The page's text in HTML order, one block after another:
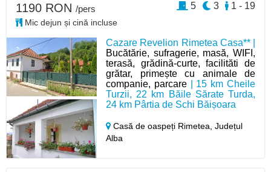
Cazare Revelion Rimetea Casa** |
Bucătărie, sufragerie, masă, WIFI,
terasă, grădină-curte, facilităti de
grătar, primește cu animale de
companie, parcare| 15 km Cheile
Turzii, 22 km Băile Sărate Turda,
24 km Pârtia de Schi Băișoara
Casă de oaspeți Rimetea,Județul
Alba
1190 RON /pers
Mic dejun și cină incluse
1 - 19
3
5